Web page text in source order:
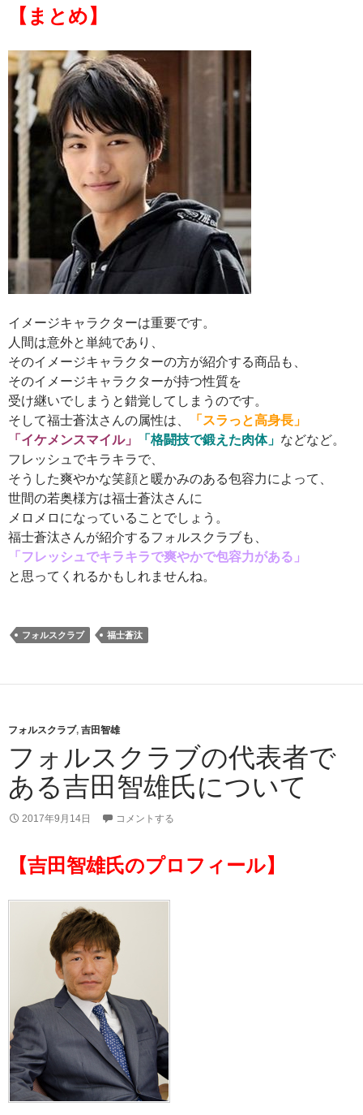
【まとめ】
イメージキャラクターは重要です。
人間は意外と単純であり、
そのイメージキャラクターの方が紹介する商品も、
そのイメージキャラクターが持つ性質を
受け継いでしまうと錯覚してしまうのです。
そして福士蒼汰さんの属性は、
「スラっと高身長」
「イケメンスマイル」
「格闘技で鍛えた肉体」 などなど。
フレッシュでキラキラで、
そうした爽やかな笑顔と暖かみのある包容力によって、
世間の若奥様方は福士蒼汰さんに
メロメロになっていることでしょう。
福士蒼汰さんが紹介するフォルスクラブも、
「フレッシュでキラキラで爽やかで包容力がある」
と思ってくれるかもしれませんね。
フォルスクラブ 福士蒼汰
フォルスクラブ, 吉田智雄
フォルスクラブの代表者で
ある吉田智雄氏について
2017年9月14日 コメントする
【吉田智雄氏のプロフィール】